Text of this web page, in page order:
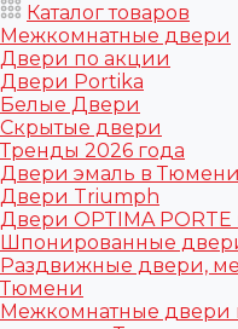
Каталог товаров
Межкомнатные двери
Двери по акции
Двери Portika
Белые Двери
Скрытые двери
Тренды 2026 года
Двери эмаль в Тюмени
Двери Triumph
Двери OPTIMA
Шпонированные
Раздвижные двери,
Тюмени
Межкомнатные двери